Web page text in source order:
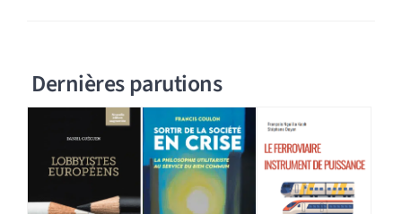
Dernières parutions